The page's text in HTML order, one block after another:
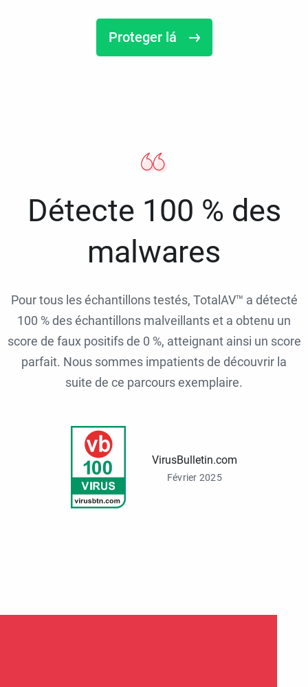
Proteger lá
Détecte 100 % des
malwares
Pour tous les échantillons testés, TotalAV™ a détecté
100 % des échantillons malveillants et a obtenu un
score de faux positifs de 0 %, atteignant ainsi un score
parfait. Nous sommes impatients de découvrir la
suite de ce parcours exemplaire.
VirusBulletin.com
Février 2025